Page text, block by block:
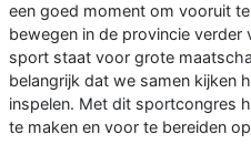
een goed moment om vooruit
bewegen in de provincie
sport staat voor grote
belangrijk dat we samen kijken
inspelen. Met dit sportcongres
te maken en voor te bereiden